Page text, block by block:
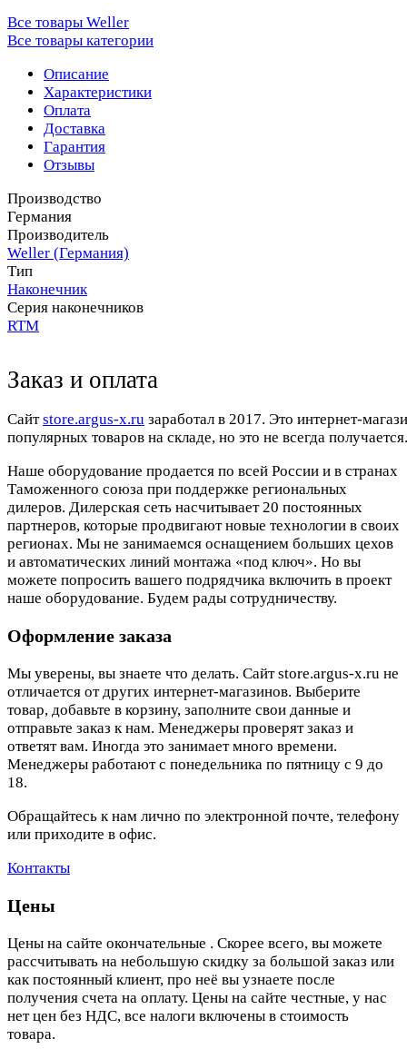
Все товары Weller
Все товары категории
Описание
Характеристики
Оплата
Доставка
Гарантия
Отзывы
Производство
Германия
Производитель
Weller (Германия)
Тип
Наконечник
Серия наконечников
RTM
Заказ и оплата
Cайтstore.argus-x.ru заработал в 2017. Это интернет-
популярных товаров на складе, но это не всегда
Наше оборудование продается по всей России и в странах
Таможенного союза при поддержке региональных
дилеров. Дилерская сеть насчитывает 20 постоянных
партнеров, которые продвигают новые технологии в своих
регионах. Мы не занимаемся оснащением больших цехов
и автоматических линий монтажа «под ключ». Но вы
можете попросить вашего подрядчика включить в проект
наше оборудование. Будем рады сотрудничеству.
Оформление заказа
Мы уверены, вы знаете что делать. Сайт store.argus-x.ru не
отличается от других интернет-магазинов. Выберите
товар, добавьте в корзину, заполните свои данные и
отправьте заказ к нам. Менеджеры проверят заказ и
ответят вам. Иногда это занимает много времени.
Менеджеры работают с понедельника по пятницу с 9 до
18.
Обращайтесь к нам лично по электронной почте, телефону
или приходите в офис.
Контакты
Цены
Цены на сайте окончательные . Скорее всего, вы можете
рассчитывать на небольшую скидку за большой заказ или
как постоянный клиент, про неё вы узнаете после
получения счета на оплату. Цены на сайте честные, у нас
нет цен без НДС, все налоги включены в стоимость
товара.